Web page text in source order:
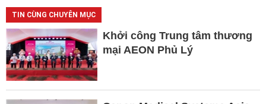
TIN CÙNG CHUYÊN MỤC
Khởi công Trung tâm thương
mại AEON Phủ Lý